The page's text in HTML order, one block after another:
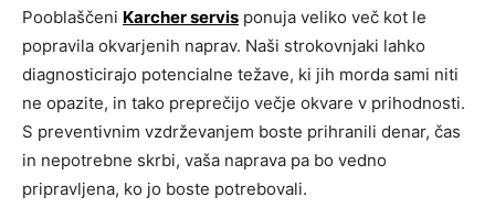
Pooblaščeni Karcher servis ponuja veliko več kot le
popravila okvarjenih naprav. Naši strokovnjaki lahko
diagnosticirajo potencialne težave, ki jih morda sami niti
ne opazite, in tako preprečijo večje okvare v prihodnosti.
S preventivnim vzdrževanjem boste prihranili denar, čas
in nepotrebne skrbi, vaša naprava pa bo vedno
pripravljena, ko jo boste potrebovali.